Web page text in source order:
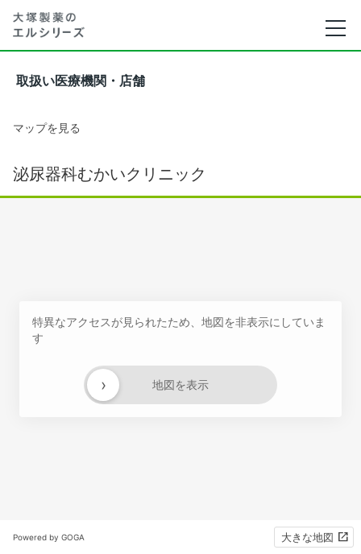
取扱い医療機関・店舗
マップを見る
泌尿器科むかいクリニック
特異なアクセスが見られたため、地図を非表示にしていま
す
地図を表示
›
Powered by GOGA 大きな地図